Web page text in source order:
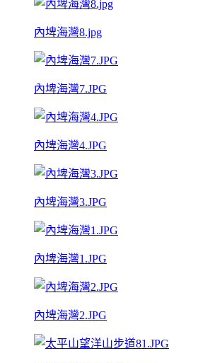
內埤海灣8.jpg
內埤海灣7.JPG
內埤海灣4.JPG
內埤海灣3.JPG
內埤海灣1.JPG
內埤海灣2.JPG